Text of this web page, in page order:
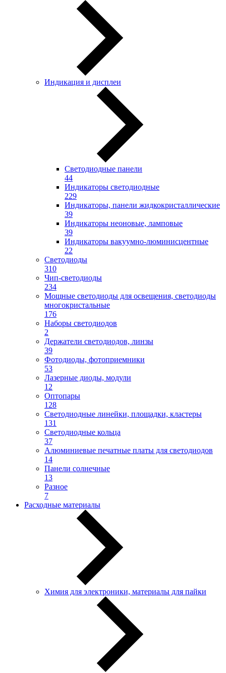
Индикация и дисплеи
Светодиодные панели
44
Индикаторы светодиодные
229
Индикаторы, панели жидкокристаллические
39
Индикаторы неоновые, ламповые
39
Индикаторы вакуумно-люминисцентные
22
Светодиоды
310
Чип-светодиоды
234
Мощные светодиоды для освещения, светодиоды
многокристальные
176
Наборы светодиодов
2
Держатели светодиодов, линзы
39
Фотодиоды, фотоприемники
53
Лазерные диоды, модули
12
Оптопары
128
Светодиодные линейки, площадки, кластеры
131
Светодиодные кольца
37
Алюминиевые печатные платы для светодиодов
14
Панели солнечные
13
Разное
7
Расходные материалы
Химия для электроники, материалы для пайки